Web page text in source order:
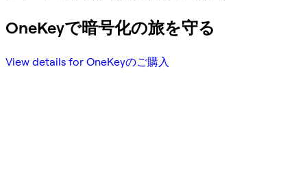
OneKeyで暗号化の旅を守る
View details for OneKeyのご購入